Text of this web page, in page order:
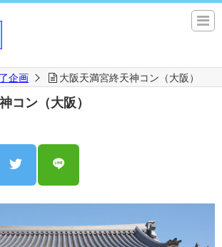
企画 大阪天満宮終天神コン（大阪）
コン（大阪）